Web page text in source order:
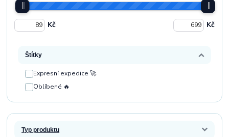
Kč Kč
Štítky
Expresní expedice 🚀
Oblíbené 🔥
Typ produktu